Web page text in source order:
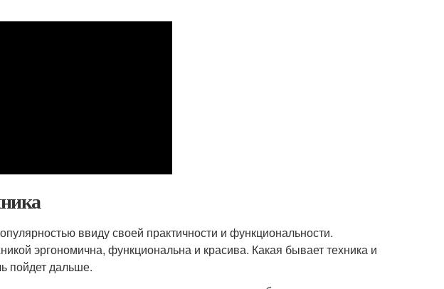
ввиду своей практичности и функциональности.
эргономична, функциональна и красива. Какая бывает техника и
пойдет дальше.